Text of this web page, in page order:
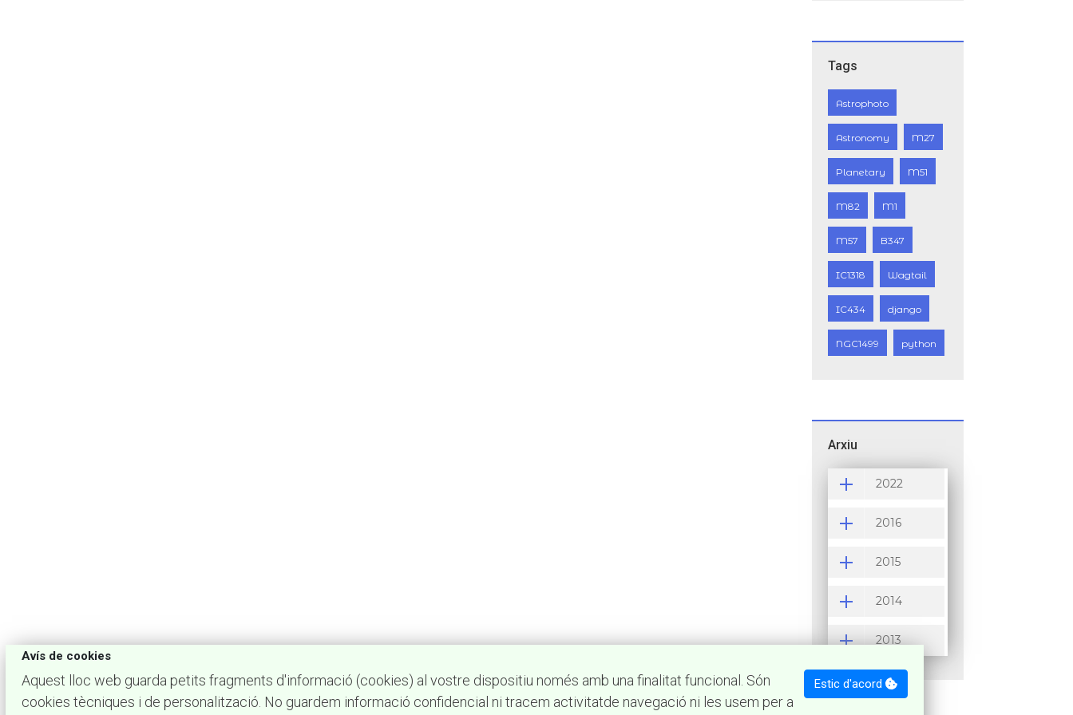
Tags
Astrophoto
Astronomy M27
Planetary M51
M82 M1
M57 B347
IC1318 Wagtail
IC434 django
NGC1499 python
Arxiu
2022
2016
2015
2014
2013
Avís de cookies
Estic d'acord
Aquest lloc web guarda petits fragments d'informació (cookies) al vostre dispositiu només amb una finalitat funcional. Són
cookies tècniques i de personalització. No guardem informació confidencial ni tracem activitatde navegació ni les usem per a